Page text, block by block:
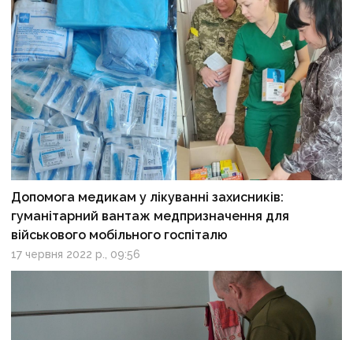
Допомога медикам у лікуванні захисників:
гуманітарний вантаж медпризначення для
військового мобільного госпіталю
17 червня 2022 р., 09:56